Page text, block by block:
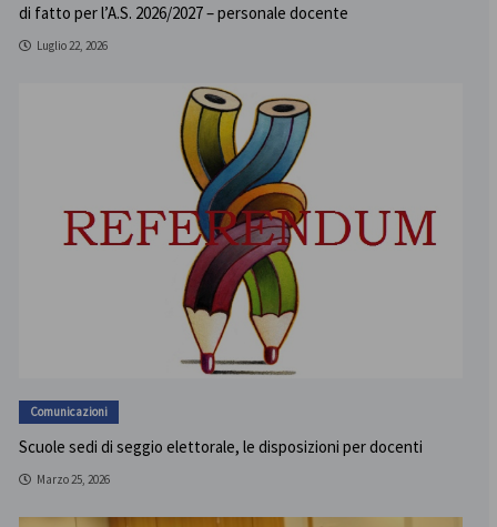
di fatto per l’A.S. 2026/2027 – personale docente
Luglio 22, 2026
Comunicazioni
Scuole sedi di seggio elettorale, le disposizioni per docenti
Marzo 25, 2026